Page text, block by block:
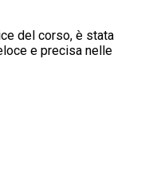
del corso, è stata
e precisa nelle